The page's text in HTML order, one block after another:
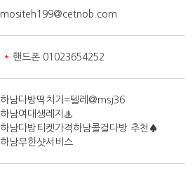
mositeh199@cetnob.com
* 핸드폰 01023654252
하남다방떡치기=텔레@msj36
하남여대생레지♨
하남다방티켓가격하남콜걸다방 추천♠
하남무한샷서비스